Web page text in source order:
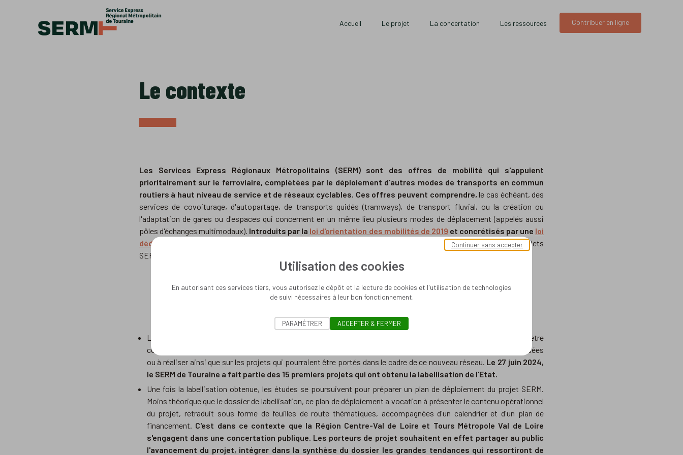
Accèder directement au contenu Accueil Le projet La concertation Les ressources Contribuer en ligne
Le contexte
Les Services Express Régionaux Métropolitains (SERM) sont des offres de mobilité qui s'appuient
prioritairement sur le ferroviaire, complétées par le déploiement d'autres modes de transports en commun
routiers à haut niveau de service et de réseaux cyclables. Ces offres peuvent comprendre, le cas échéant, des
services de covoiturage, d'autopartage, de transports guidés (tramways), de transport fluvial, ou la création ou
l'adaptation de gares ou d'espaces qui concernent en un même lieu plusieurs modes de déplacement (appelés aussi
pôles d'échanges multimodaux). Introduits par la loi d'orientation des mobilités de 2019 et concrétisés par une loi
dédiée en 2023
Ces derniers mois, des projets
SERM ont émergé dans plus d'une vingtaine d'agglomérations de France.
Pour être reconnu SERM par l'Etat, deux étapes sont nécessaires :
La réalisation d'un dossier de labellisation, présentant l'ambition du SERM, les acteurs mobilisés, le périmètre
concerné et les orientations stratégiques. Ce document offre également une vue d'ensemble sur les études réalisées
ou à réaliser ainsi que sur les projets qui pourraient être portés dans le cadre de ce nouveau réseau. Le 27 juin 2024,
le SERM de Touraine a fait partie des 15 premiers projets qui ont obtenu la labellisation de l'Etat.
Une fois la labellisation obtenue, les études se poursuivent pour préparer un plan de déploiement du projet SERM.
Moins théorique que le dossier de labellisation, ce plan de déploiement a vocation à présenter le contenu opérationnel
du projet, retraduit sous forme de feuilles de route thématiques, accompagnées d'un calendrier et d'un plan de
financement. C'est dans ce contexte que la Région Centre-Val de Loire et Tours Métropole Val de Loire
s'engagent dans une concertation publique. Les porteurs de projet souhaitent en effet partager au public
l'avancement du projet, intégrer dans la synthèse du dossier les grandes tendances qui ressortiront de
Utilisation des cookies
En autorisant ces services tiers, vous autorisez le dépôt et la lecture de cookies et l'utilisation de technologies
de suivi nécessaires à leur bon fonctionnement.
Continuer sans accepter
PARAMÉTRER ACCEPTER & FERMER